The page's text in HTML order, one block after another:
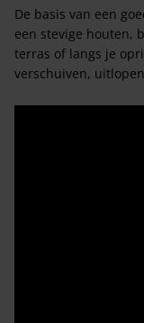
De basis van een
een stevige houten,
terras of langs je
verschuiven,